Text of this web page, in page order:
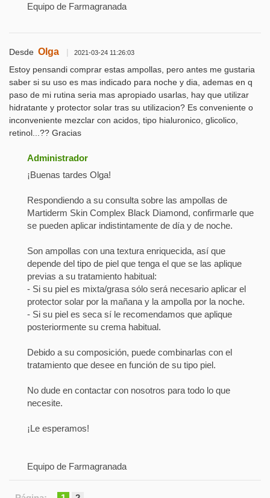
Equipo de Farmagranada
Desde Olga | 2021-03-24 11:26:03
Estoy pensandi comprar estas ampollas, pero antes me gustaria
saber si su uso es mas indicado para noche y dia, ademas en q
paso de mi rutina seria mas apropiado usarlas, hay que utilizar
hidratante y protector solar tras su utilizacion? Es conveniente o
inconveniente mezclar con acidos, tipo hialuronico, glicolico,
retinol...?? Gracias
Administrador
¡Buenas tardes Olga!
Respondiendo a su consulta sobre las ampollas de
Martiderm Skin Complex Black Diamond, confirmarle que
se pueden aplicar indistintamente de día y de noche.
Son ampollas con una textura enriquecida, así que
depende del tipo de piel que tenga el que se las aplique
previas a su tratamiento habitual:
- Si su piel es mixta/grasa sólo será necesario aplicar el
protector solar por la mañana y la ampolla por la noche.
- Si su piel es seca sí le recomendamos que aplique
posteriormente su crema habitual.
Debido a su composición, puede combinarlas con el
tratamiento que desee en función de su tipo piel.
No dude en contactar con nosotros para todo lo que
necesite.
¡Le esperamos!
Equipo de Farmagranada